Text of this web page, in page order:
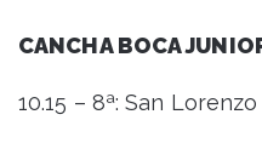
CANCHA BOCA
10.15 – 8ª: San